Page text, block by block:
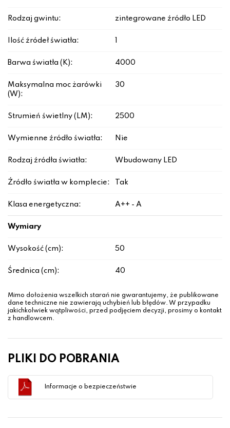
Rodzaj gwintu: zintegrowane źródło LED
Ilość źródeł światła:
Barwa światła (K): 4000
Maksymalna moc żarówki
(W):
30
Strumień świetlny (LM): 2500
Wymienne źródło światła: Nie
Rodzaj źródła światła: Wbudowany LED
Źródło światła w komplecie: Tak
Klasa energetyczna: A++ - A
Wymiary
Wysokość (cm): 50
Średnica (cm): 40
Mimo dołożenia wszelkich starań nie gwarantujemy, że publikowane
dane techniczne nie zawierają uchybień lub błędów. W przypadku
jakichkolwiek wątpliwości, przed podjęciem decyzji, prosimy o kontakt
z handlowcem.
PLIKI DO POBRANIA
Informacje o bezpieczeństwie